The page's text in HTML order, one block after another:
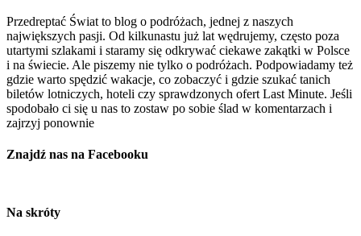
Przedreptać Świat to blog o podróżach, jednej z naszych
największych pasji. Od kilkunastu już lat wędrujemy, często poza
utartymi szlakami i staramy się odkrywać ciekawe zakątki w Polsce
i na świecie. Ale piszemy nie tylko o podróżach. Podpowiadamy też
gdzie warto spędzić wakacje, co zobaczyć i gdzie szukać tanich
biletów lotniczych, hoteli czy sprawdzonych ofert Last Minute. Jeśli
spodobało ci się u nas to zostaw po sobie ślad w komentarzach i
zajrzyj ponownie
Znajdź nas na Facebooku
Na skróty